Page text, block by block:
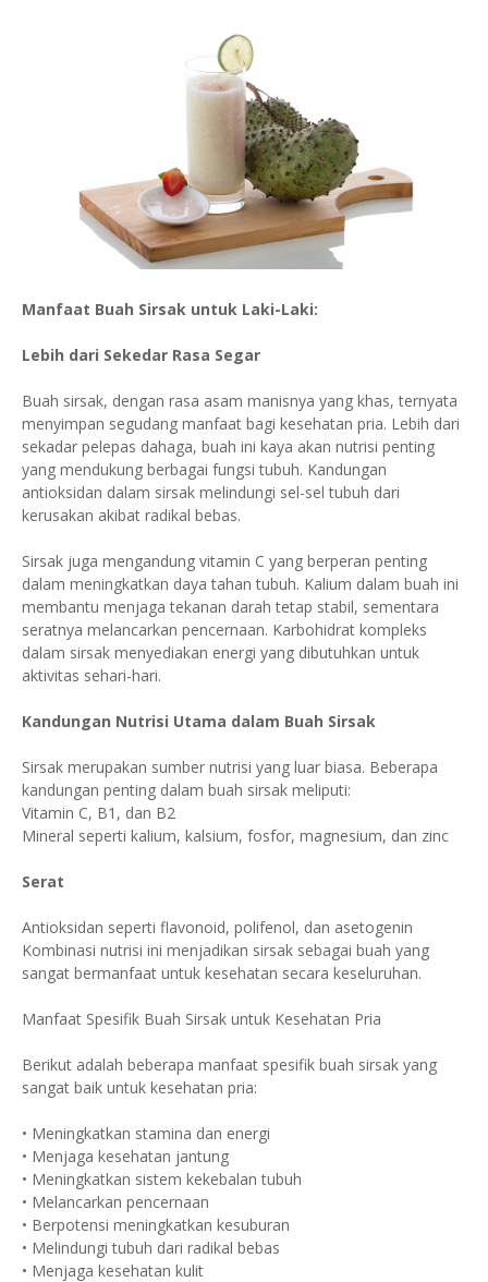
Manfaat Buah Sirsak untuk Laki-Laki:
Lebih dari Sekedar Rasa Segar
Buah sirsak, dengan rasa asam manisnya yang khas, ternyata
menyimpan segudang manfaat bagi kesehatan pria. Lebih dari
sekadar pelepas dahaga, buah ini kaya akan nutrisi penting
yang mendukung berbagai fungsi tubuh. Kandungan
antioksidan dalam sirsak melindungi sel-sel tubuh dari
kerusakan akibat radikal bebas.
Sirsak juga mengandung vitamin C yang berperan penting
dalam meningkatkan daya tahan tubuh. Kalium dalam buah ini
membantu menjaga tekanan darah tetap stabil, sementara
seratnya melancarkan pencernaan. Karbohidrat kompleks
dalam sirsak menyediakan energi yang dibutuhkan untuk
aktivitas sehari-hari.
Kandungan Nutrisi Utama dalam Buah Sirsak
Sirsak merupakan sumber nutrisi yang luar biasa. Beberapa
kandungan penting dalam buah sirsak meliputi:
Vitamin C, B1, dan B2
Mineral seperti kalium, kalsium, fosfor, magnesium, dan zinc
Serat
Antioksidan seperti flavonoid, polifenol, dan asetogenin
Kombinasi nutrisi ini menjadikan sirsak sebagai buah yang
sangat bermanfaat untuk kesehatan secara keseluruhan.
Manfaat Spesifik Buah Sirsak untuk Kesehatan Pria
Berikut adalah beberapa manfaat spesifik buah sirsak yang
sangat baik untuk kesehatan pria:
• Meningkatkan stamina dan energi
• Menjaga kesehatan jantung
• Meningkatkan sistem kekebalan tubuh
• Melancarkan pencernaan
• Berpotensi meningkatkan kesuburan
• Melindungi tubuh dari radikal bebas
• Menjaga kesehatan kulit